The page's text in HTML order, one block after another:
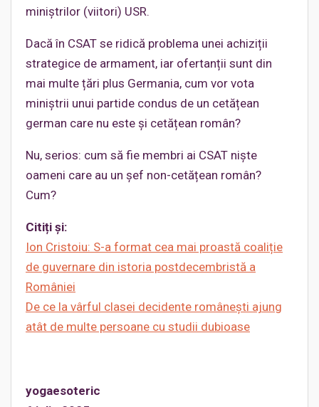
miniștrilor (viitori) USR.
Dacă în CSAT se ridică problema unei achiziții
strategice de armament, iar ofertanții sunt din
mai multe țări plus Germania, cum vor vota
miniștrii unui partide condus de un cetățean
german care nu este și cetățean român?
Nu, serios: cum să fie membri ai CSAT niște
oameni care au un șef non-cetățean român?
Cum?
Citiți și:
Ion Cristoiu: S-a format cea mai proastă coaliție
de guvernare din istoria postdecembristă a
României
De ce la vârful clasei decidente românești ajung
atât de multe persoane cu studii dubioase
yogaesoteric